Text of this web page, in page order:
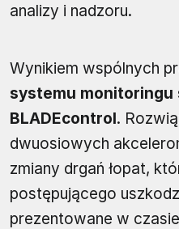
analizy i nadzoru.
Wynikiem wspólnych
systemu monitoringu
BLADEcontrol.
dwuosiowych
zmiany drgań łopat,
postępującego
prezentowane w